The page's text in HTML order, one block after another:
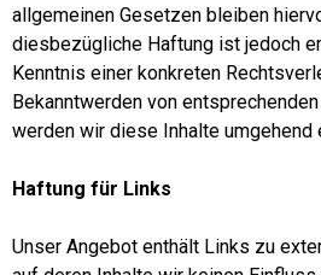
allgemeinen Gesetzen bleiben
diesbezügliche Haftung ist jedoch
Kenntnis einer konkreten
Bekanntwerden von
werden wir diese Inhalte umgehend
Haftung für Links
Unser Angebot enthält Links zu